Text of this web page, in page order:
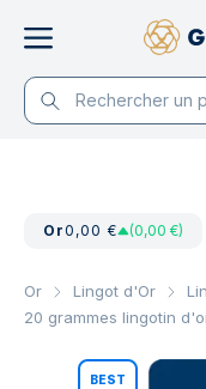
Or0,00 € (0,00 €)
Or Lingot d'Or
20 grammes lingotin
BEST